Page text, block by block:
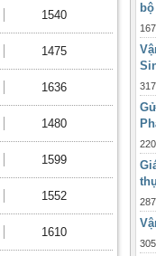
1540
1475
1636
1480
1599
1552
1610